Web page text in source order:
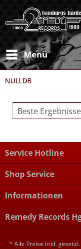
Menü
NULLDB
Service Hotline
Shop Service
Informationen
Remedy Records
* Alle Preise inkl.